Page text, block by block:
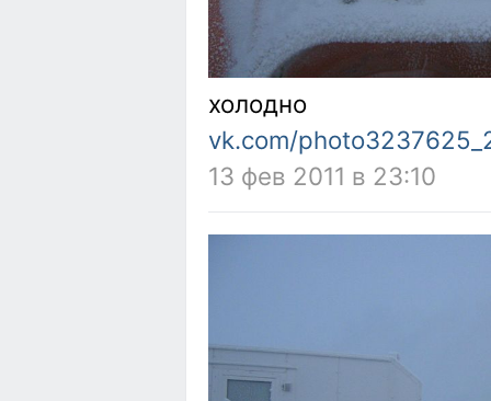
холодно
vk.com/
13 фев 2011 в 23:10